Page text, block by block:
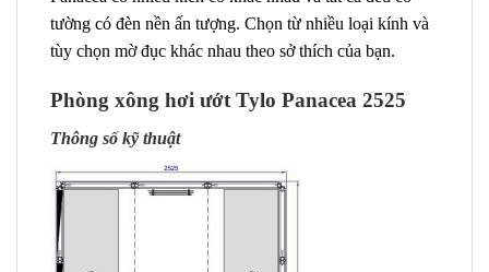
tường có đèn nền ấn tượng. Chọn từ nhiều loại kính và
tùy chọn mờ đục khác nhau theo sở thích của bạn.
Phòng xông hơi ướt Tylo Panacea 2525
Thông số kỹ thuật